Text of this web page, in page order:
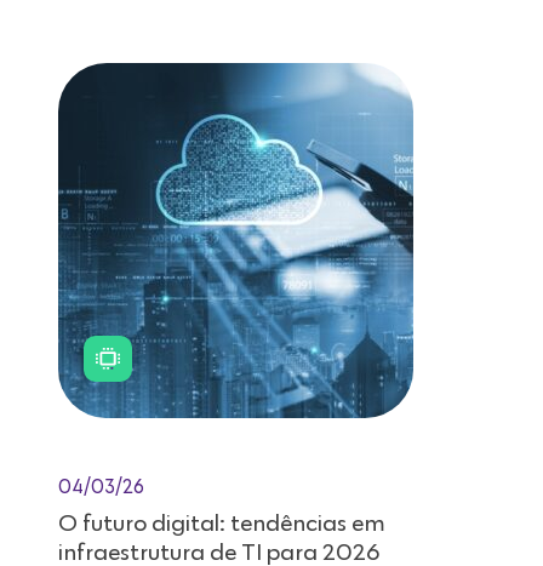
04/03/26
O futuro digital: tendências em
infraestrutura de TI para 2026